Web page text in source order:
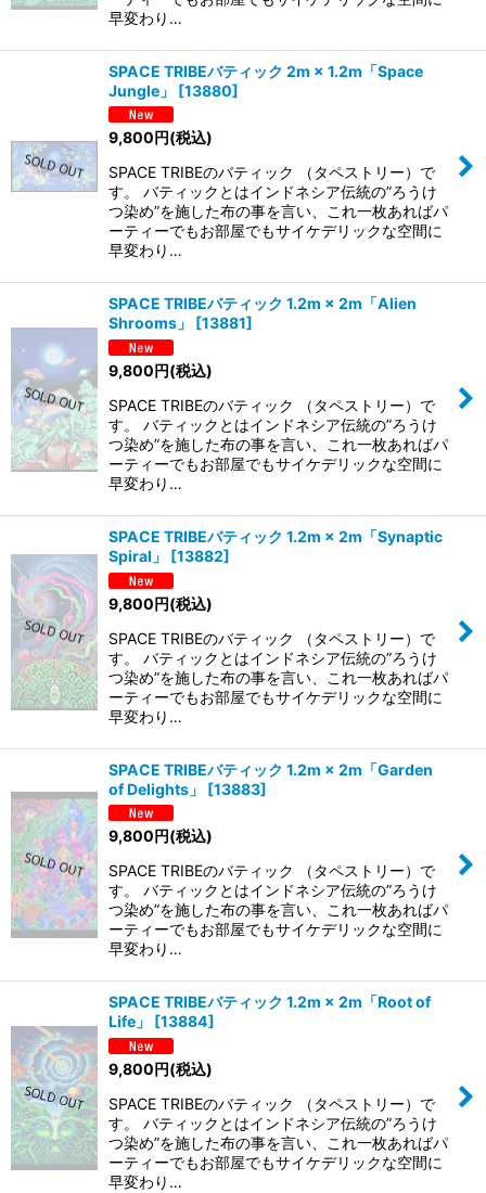
早変わり…
SPACE TRIBEバティック 2m × 1.2m「Space
Jungle」
[13880]
9,800円(税込)
SPACE TRIBEのバティック （タペストリー）で
す。 バティックとはインドネシア伝統の”ろうけ
つ染め”を施した布の事を言い、これ一枚あればパ
ーティーでもお部屋でもサイケデリックな空間に
早変わり…
SPACE TRIBEバティック 1.2m × 2m「Alien
Shrooms」
[13881]
9,800円(税込)
SPACE TRIBEのバティック （タペストリー）で
す。 バティックとはインドネシア伝統の”ろうけ
つ染め”を施した布の事を言い、これ一枚あればパ
ーティーでもお部屋でもサイケデリックな空間に
早変わり…
SPACE TRIBEバティック 1.2m × 2m「Synaptic
Spiral」
[13882]
9,800円(税込)
SPACE TRIBEのバティック （タペストリー）で
す。 バティックとはインドネシア伝統の”ろうけ
つ染め”を施した布の事を言い、これ一枚あればパ
ーティーでもお部屋でもサイケデリックな空間に
早変わり…
SPACE TRIBEバティック 1.2m × 2m「Garden
of Delights」
[13883]
9,800 円(税込)
SPACE TRIBEのバティック （タペストリー）で
す。 バティックとはインドネシア伝統の”ろうけ
つ染め”を施した布の事を言い、これ一枚あればパ
ーティーでもお部屋でもサイケデリックな空間に
早変わり…
SPACE TRIBEバティック 1.2m × 2m「Root of
Life」
[13884]
9,800円(税込)
SPACE TRIBEのバティック （タペストリー）で
す。 バティックとはインドネシア伝統の”ろうけ
つ染め”を施した布の事を言い、これ一枚あればパ
ーティーでもお部屋でもサイケデリックな空間に
早変わり…